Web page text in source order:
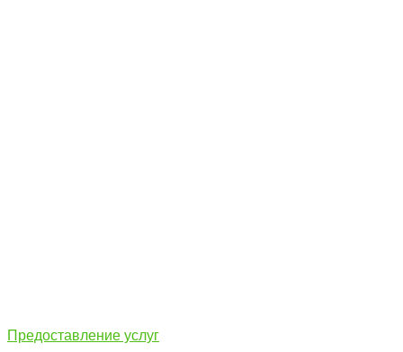
Предоставление услуг